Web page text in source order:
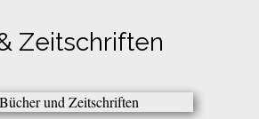
Zeitschriften